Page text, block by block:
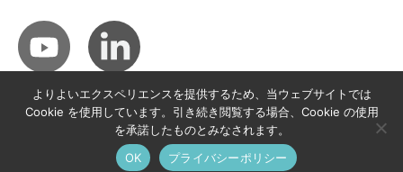
COPYRIGHT © SCENTIFAI, INC.ALL RIGHTS RESERVED.
よりよいエクスペリエンスを提供するため、当ウェブサイトでは
Cookie を使用しています。引き続き閲覧する場合、Cookie の使用
を承諾したものとみなされます。
OK
プライバシーポリシー